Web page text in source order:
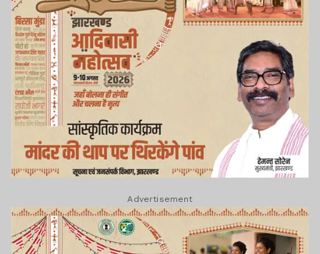
Advertisement